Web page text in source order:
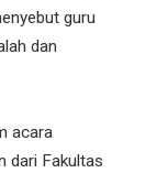
guru
dan
acara
dari Fakultas